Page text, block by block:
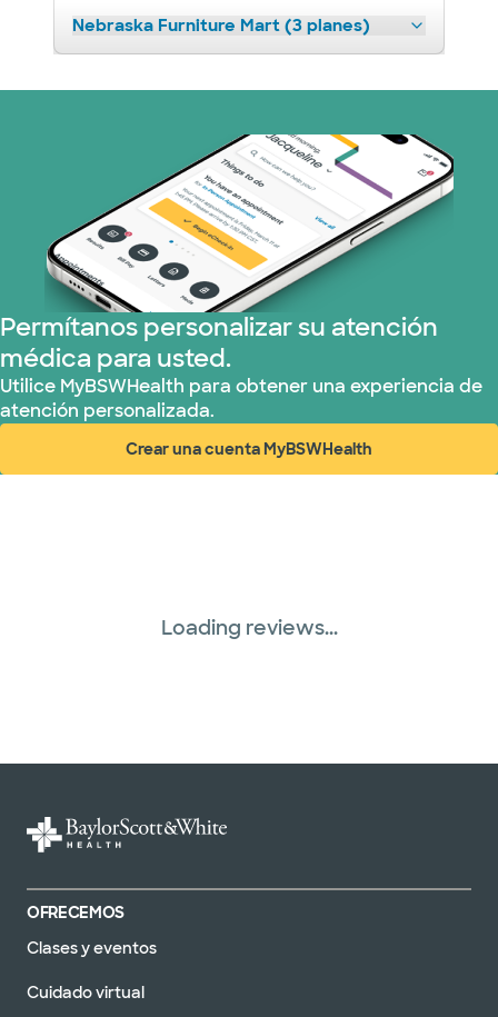
Nebraska Furniture Mart (3 planes)
Permítanos personalizar su atención
médica para usted.
Utilice MyBSWHealth para obtener una experiencia de
atención personalizada.
Crear una cuenta MyBSWHealth
(abre en ventana nueva)
Loading reviews...
OFRECEMOS
Clases y eventos
Cuidado virtual